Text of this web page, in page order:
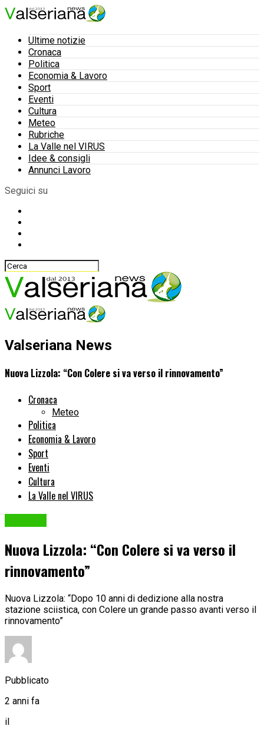
Ultime notizie
Cronaca
Politica
Economia & Lavoro
Sport
Eventi
Cultura
Meteo
Rubriche
La Valle nel VIRUS
Idee & consigli
Annunci Lavoro
Seguici su
Valseriana News
Nuova Lizzola: “Con Colere si va verso il rinnovamento”
Cronaca
Meteo
Politica
Economia & Lavoro
Sport
Eventi
Cultura
La Valle nel VIRUS
Nuova Lizzola: “Con Colere si va verso il
rinnovamento”
Nuova Lizzola: “Dopo 10 anni di dedizione alla nostra
stazione sciistica, con Colere un grande passo avanti verso il
rinnovamento”
Pubblicato
2 anni fa
il